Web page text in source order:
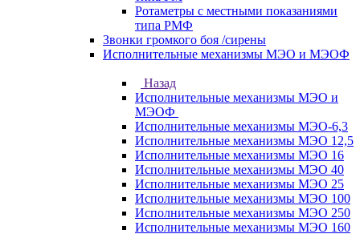
Ротаметры с местными показаниями
типа РМФ
Звонки громкого боя /сирены
Исполнительные механизмы МЭО и МЭОФ
Назад
Исполнительные механизмы МЭО и
МЭОФ
Исполнительные механизмы МЭО-6,3
Исполнительные механизмы МЭО 12,5
Исполнительные механизмы МЭО 16
Исполнительные механизмы МЭО 40
Исполнительные механизмы МЭО 25
Исполнительные механизмы МЭО 100
Исполнительные механизмы МЭО 250
Исполнительные механизмы МЭО 160